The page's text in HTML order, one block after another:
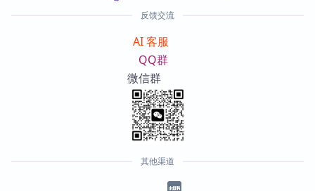
反馈交流
AI 客服
QQ群
微信群
其他渠道